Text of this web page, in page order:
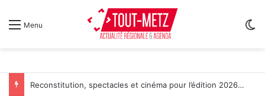
Menu
Reconstitution, spectacles et cinéma pour l’édition 2026 de « Ça tombe comme à Gravelotte »